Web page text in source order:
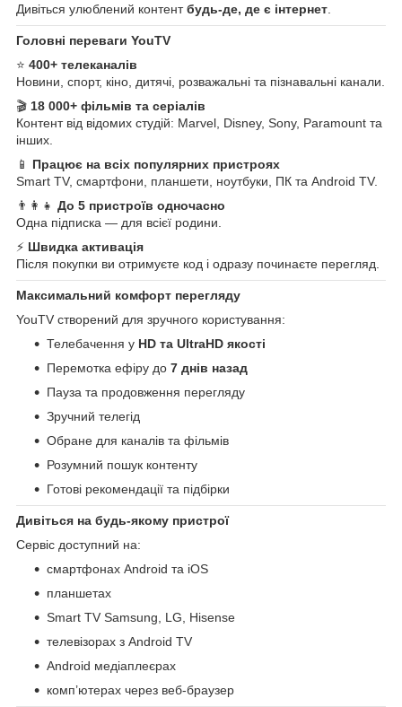
Дивіться улюблений контентбудь-де, де є інтернет
Головні переваги YouTV
⭐ 400+ телеканалів
Новини, спорт, кіно, дитячі, розважальні та пізнавальні канали.
🎬 18 000+ фільмів та серіалів
Контент від відомих студій: Marvel, Disney, Sony, Paramount та
інших.
📱 Працює на всіх популярних пристроях
Smart TV, смартфони, планшети, ноутбуки, ПК та Android TV.
👨‍👩‍👧 До 5 пристроїв одночасно
Одна підписка — для всієї родини.
⚡ Швидка активація
Після покупки ви отримуєте код і одразу починаєте перегляд.
Максимальний комфорт перегляду
YouTV створений для зручного користування:
Телебачення у HD та UltraHD якості
Перемотка ефіру до 7 днів назад
Пауза та продовження перегляду
Зручний телегід
Обране для каналів та фільмів
Розумний пошук контенту
Готові рекомендації та підбірки
Дивіться на будь-якому пристрої
Сервіс доступний на:
смартфонах Android та iOS
планшетах
Smart TV Samsung, LG, Hisense
телевізорах з Android TV
Android медіаплеєрах
комп’ютерах через веб-браузер